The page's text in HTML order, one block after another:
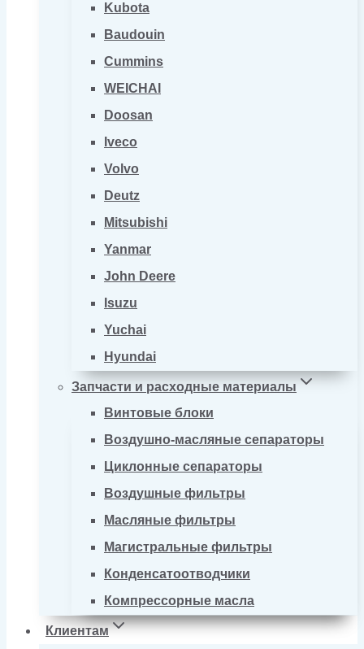
Kubota
Baudouin
Cummins
WEICHAI
Doosan
Iveco
Volvo
Deutz
Mitsubishi
Yanmar
John Deere
Isuzu
Yuchai
Hyundai
Запчасти и расходные материалы
Винтовые блоки
Воздушно-масляные сепараторы
Циклонные сепараторы
Воздушные фильтры
Масляные фильтры
Магистральные фильтры
Конденсатоотводчики
Компрессорные масла
Клиентам